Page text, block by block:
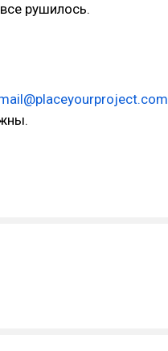
рушилось.